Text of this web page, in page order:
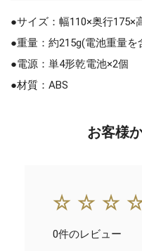
●サイズ：幅110×奥行175×
●重量：約215g(電池重量を
●電源：単4形乾電池×2個
●材質：ABS
お客様
0件のレビュー